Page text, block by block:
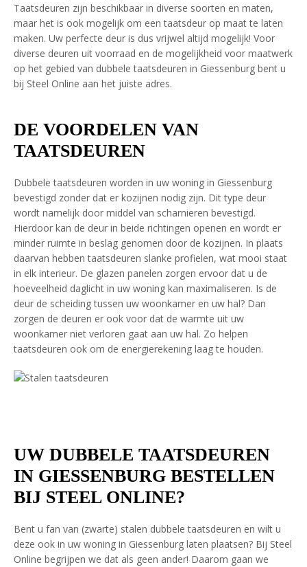
Taatsdeuren zijn beschikbaar in diverse soorten en maten,
maar het is ook mogelijk om een taatsdeur op maat te laten
maken. Uw perfecte deur is dus vrijwel altijd mogelijk! Voor
diverse deuren uit voorraad en de mogelijkheid voor maatwerk
op het gebied van dubbele taatsdeuren in Giessenburg bent u
bij Steel Online aan het juiste adres.
DE VOORDELEN VAN
TAATSDEUREN
Dubbele taatsdeuren worden in uw woning in Giessenburg
bevestigd zonder dat er kozijnen nodig zijn. Dit type deur
wordt namelijk door middel van scharnieren bevestigd.
Hierdoor kan de deur in beide richtingen openen en wordt er
minder ruimte in beslag genomen door de kozijnen. In plaats
daarvan hebben taatsdeuren slanke profielen, wat mooi staat
in elk interieur. De glazen panelen zorgen ervoor dat u de
hoeveelheid daglicht in uw woning kan maximaliseren. Is de
deur de scheiding tussen uw woonkamer en uw hal? Dan
zorgen de deuren er ook voor dat de warmte uit uw
woonkamer niet verloren gaat aan uw hal. Zo helpen
taatsdeuren ook om de energierekening laag te houden.
UW DUBBELE TAATSDEUREN
IN GIESSENBURG BESTELLEN
BIJ STEEL ONLINE?
Bent u fan van (zwarte) stalen dubbele taatsdeuren en wilt u
deze ook in uw woning in Giessenburg laten plaatsen? Bij Steel
Online begrijpen we dat als geen ander! Daarom gaan we